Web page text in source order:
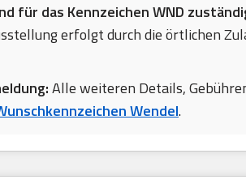
für das Kennzeichen WND
erfolgt durch die örtlichen
Alle weiteren Details,
Wendel.